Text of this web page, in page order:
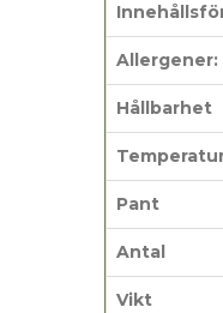
Allergener:
Hållbarhet
Pant
Antal
Vikt